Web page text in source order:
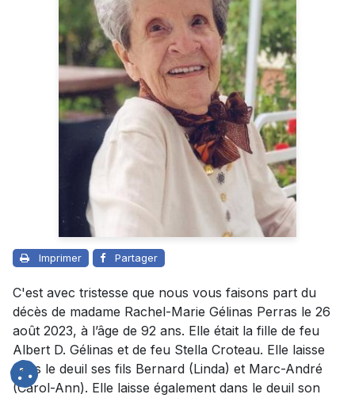
Imprimer Partager
C'est avec tristesse que nous vous faisons part du
décès de madame Rachel-Marie Gélinas Perras le 26
août 2023, à l’âge de 92 ans. Elle était la fille de feu
Albert D. Gélinas et de feu Stella Croteau. Elle laisse
dans le deuil ses fils Bernard (Linda) et Marc-André
(Carol-Ann). Elle laisse également dans le deuil son